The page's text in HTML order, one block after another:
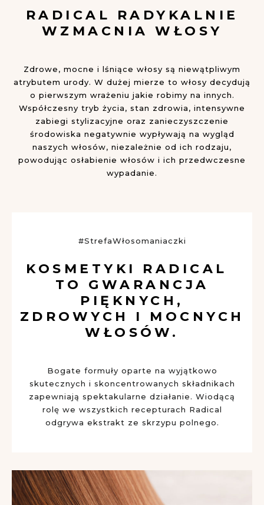
RADICAL
RADYKALNIE
WZMACNIA WŁOSY
Zdrowe, mocne i lśniące włosy są niewątpliwym
atrybutem urody. W dużej mierze to włosy decydują
o pierwszym wrażeniu jakie robimy na innych.
Współczesny tryb życia, stan zdrowia, intensywne
zabiegi stylizacyjne oraz zanieczyszczenie
środowiska negatywnie wypływają na wygląd
naszych włosów, niezależnie od ich rodzaju,
powodując osłabienie włosów i ich przedwczesne
wypadanie.
#StrefaWłosomaniaczki
KOSMETYKI RADICAL
TO GWARANCJA
PIĘKNYCH,
ZDROWYCH I MOCNYCH
WŁOSÓW.
Bogate formuły oparte na wyjątkowo
skutecznych i skoncentrowanych składnikach
zapewniają spektakularne działanie. Wiodącą
rolę we wszystkich recepturach Radical
odgrywa ekstrakt ze skrzypu polnego.